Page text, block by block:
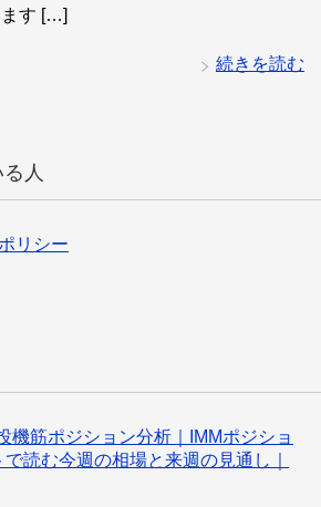
す […]
続きを読む
人
リシー
機筋ポジション分析｜IMMポジショ
読む今週の相場と来週の見通し｜